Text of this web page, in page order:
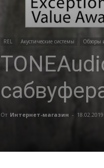
REL Акустические системы Обзоры
От Интернет-магазин - 18.02.2019